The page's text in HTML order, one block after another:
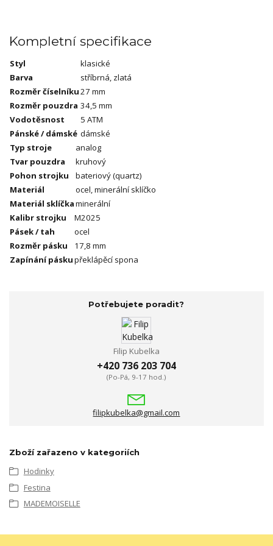
Kompletní specifikace
Styl
klasické
Barva
stříbrná, zlatá
Rozměr číselníku27 mm
Rozměr pouzdra 34,5 mm
Vodotěsnost
5 ATM
Pánské / dámské dámské
Typ stroje
analog
Tvar pouzdra
kruhový
Pohon strojku
bateriový (quartz)
Materiál
ocel, minerální sklíčko
Materiál sklíčkaminerální
Kalibr strojku
M2025
Pásek / tah
ocel
Rozměr pásku
17,8 mm
Zapínání páskupřeklápěcí spona
Potřebujete poradit?
Filip Kubelka
+420 736 203 704
(Po-Pá, 9-17 hod.)
filipkubelka@gmail.com
Zboží zařazeno v kategoriích
Hodinky
Festina
MADEMOISELLE